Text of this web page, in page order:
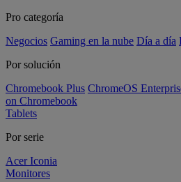
Pro categoría
Negocios Gaming en la nube Día a día
Por solución
Chromebook Plus ChromeOS
on Chromebook
Tablets
Por serie
Acer Iconia
Monitores